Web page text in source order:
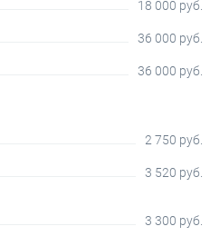
18 000 руб.
36 000 руб.
36 000 руб.
2 750 руб.
3 520 руб.
3 300 руб.